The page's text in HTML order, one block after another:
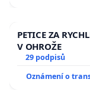
PETICE ZA
V OHROŽE
29 podpisů
Oznámení o